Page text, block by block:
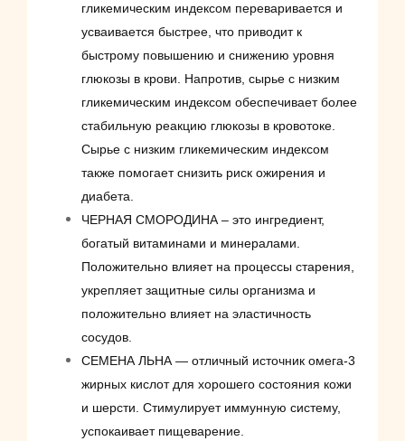
гликемическим индексом переваривается и
усваивается быстрее, что приводит к
быстрому повышению и снижению уровня
глюкозы в крови. Напротив, сырье с низким
гликемическим индексом обеспечивает более
стабильную реакцию глюкозы в кровотоке.
Сырье с низким гликемическим индексом
также помогает снизить риск ожирения и
диабета.
ЧЕРНАЯ СМОРОДИНА – это ингредиент,
богатый витаминами и минералами.
Положительно влияет на процессы старения,
укрепляет защитные силы организма и
положительно влияет на эластичность
сосудов.
СЕМЕНА ЛЬНА — отличный источник омега-3
жирных кислот для хорошего состояния кожи
и шерсти. Стимулирует иммунную систему,
успокаивает пищеварение.